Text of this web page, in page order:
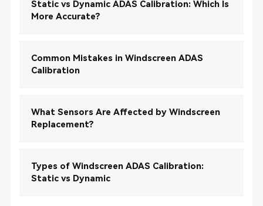
Static vs Dynamic ADAS Calibration: Which Is
More Accurate?
Common Mistakes in Windscreen ADAS
Calibration
What Sensors Are Affected by Windscreen
Replacement?
Types of Windscreen ADAS Calibration:
Static vs Dynamic